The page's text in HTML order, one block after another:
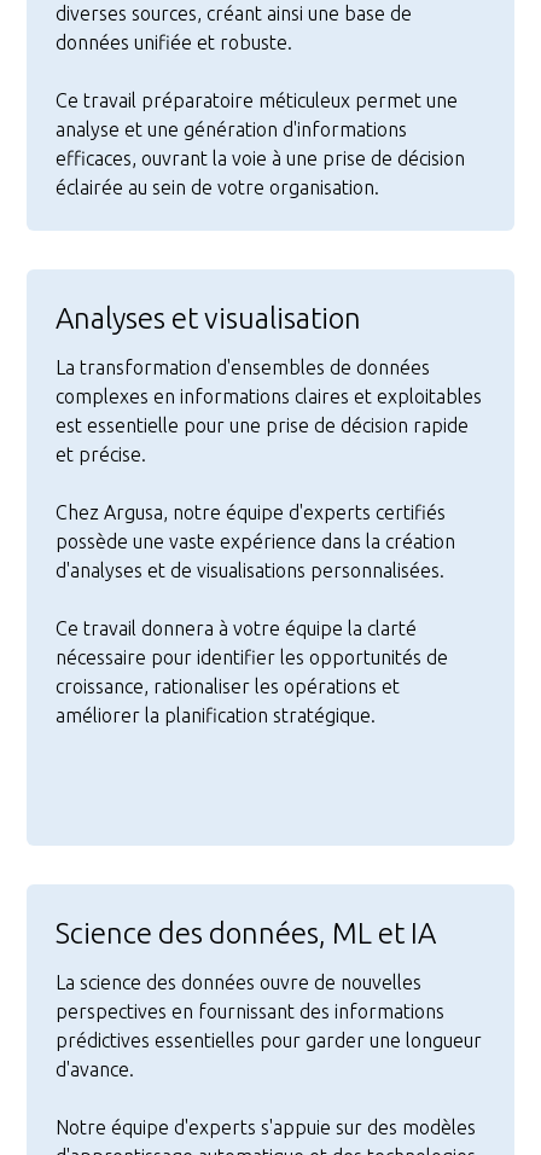
diverses sources, créant ainsi une base de
données unifiée et robuste.
Ce travail préparatoire méticuleux permet une
analyse et une génération d'informations
efficaces, ouvrant la voie à une prise de décision
éclairée au sein de votre organisation.
Analyses et visualisation
La transformation d'ensembles de données
complexes en informations claires et exploitables
est essentielle pour une prise de décision rapide
et précise.
Chez Argusa, notre équipe d'experts certifiés
possède une vaste expérience dans la création
d'analyses et de visualisations personnalisées.
Ce travail donnera à votre équipe la clarté
nécessaire pour identifier les opportunités de
croissance, rationaliser les opérations et
améliorer la planification stratégique.
Science des données, ML et IA
La science des données ouvre de nouvelles
perspectives en fournissant des informations
prédictives essentielles pour garder une longueur
d'avance.
Notre équipe d'experts s'appuie sur des modèles